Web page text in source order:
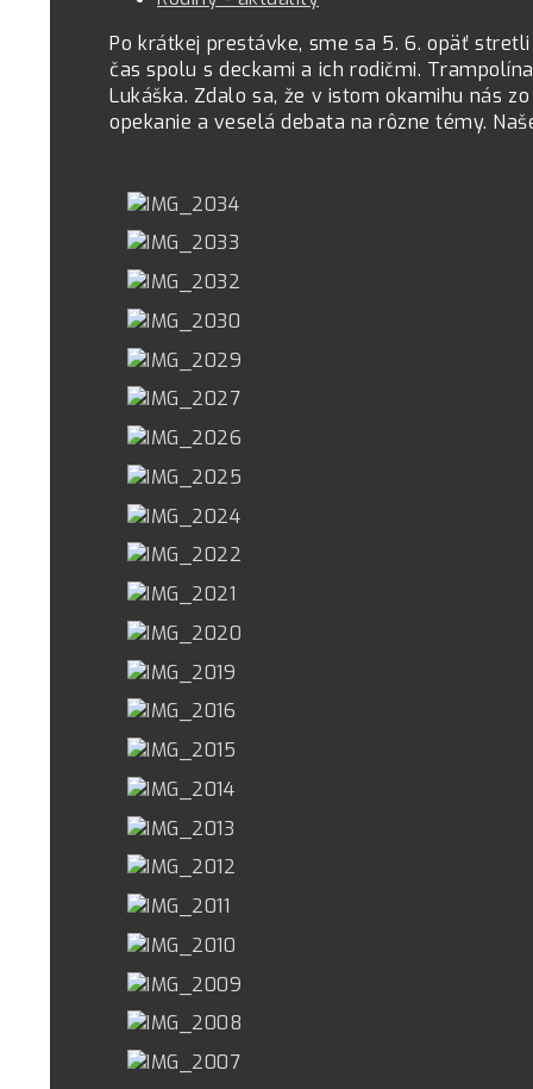
Po krátkej prestávke, sme sa 5. 6. opäť
čas spolu s deckami a ich rodičmi.
Lukáška. Zdalo sa, že v istom okamihu nás
opekanie a veselá debata na rôzne témy.